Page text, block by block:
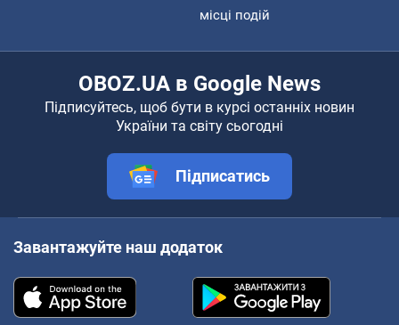
місці подій
OBOZ.UA в Google News
Підписуйтесь, щоб бути в курсі останніх новин
України та світу сьогодні
Підписатись
Завантажуйте наш додаток